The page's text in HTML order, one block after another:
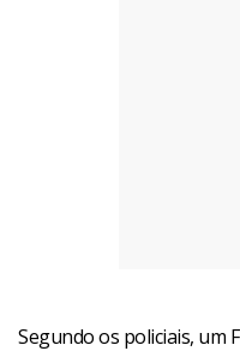
Segundo os policiais, um